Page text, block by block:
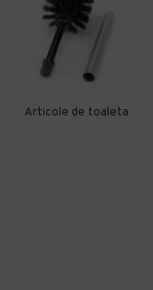
Articole de toaleta